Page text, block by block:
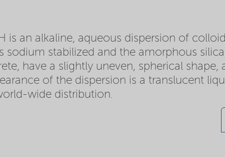
is an alkaline, aqueous dispersion of
sodium stabilized and the amorphous
have a slightly uneven, spherical
of the dispersion is a translucent
wide distribution.